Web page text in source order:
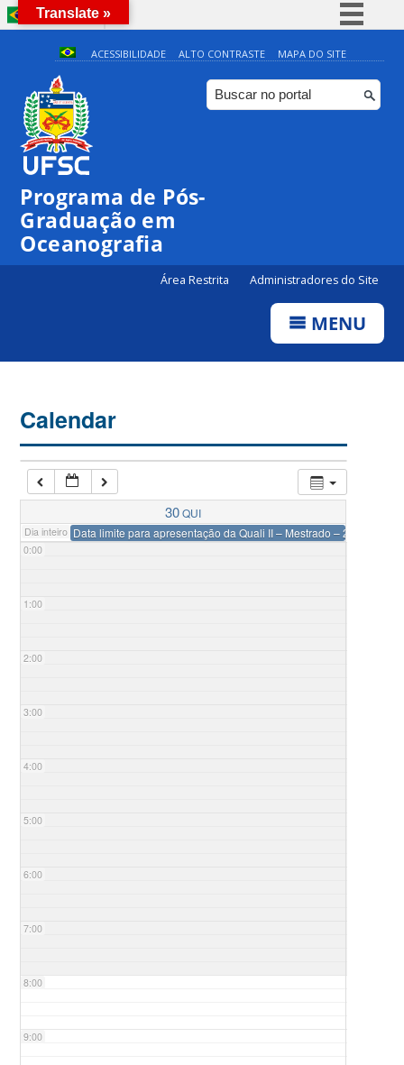
BRASIL
Simplifique!
Comunica BR
Participe
ACESSIBILIDADE ALTO CONTRASTE MAPA DO SITE
Programa de Pós-
Graduação em
Oceanografia
Área Restrita Administradores do Site
MENU
Calendar
30QUI
Dia inteiro Data limite para apresentação da Quali II – Mestrado – 2025
0:00
1:00
2:00
3:00
4:00
5:00
6:00
7:00
8:00
9:00
Translate »